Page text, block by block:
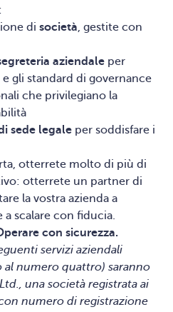
di società, gestite con
aziendale per
gli standard di governance
che privilegiano la
sede legale per soddisfare i
otterrete molto di più di
otterrete un partner di
la vostra azienda a
scalare con fiducia.
con sicurezza.
servizi aziendali
numero quattro) saranno
una società registrata ai
numero di registrazione